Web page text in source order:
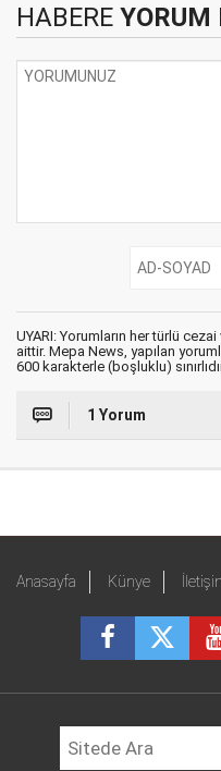
HABERE YORUM
UYARI: Yorumların her türlü
aittir. Mepa News, yapılan
600 karakterle (boşluklu)
1 Yorum
Anasayfa Künye